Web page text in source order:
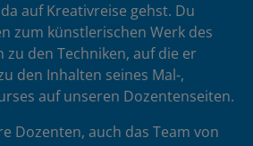
auf Kreativreise gehst. Du
zum künstlerischen Werk des
zu den Techniken, auf die er
den Inhalten seines Mal-,
auf unseren Dozentenseiten.
Dozenten, auch das Team von